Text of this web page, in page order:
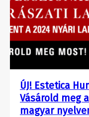
ÚJ! Estetica
Vásárold meg
magyar